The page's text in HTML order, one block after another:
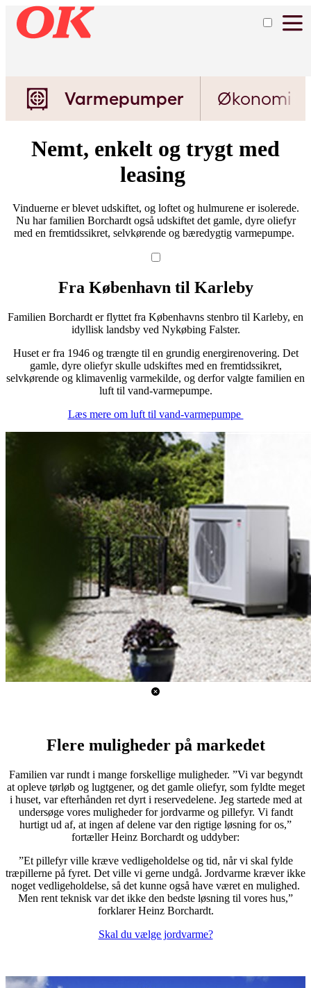
Varmepumper Økonomi
Nemt, enkelt og trygt med
leasing ​
Vinduerne er blevet udskiftet, og loftet og hulmurene er isolerede.
Nu har familien Borchardt også udskiftet det gamle, dyre oliefyr
med en fremtidssikret, selvkørende og bæredygtig varmepumpe. ​​​​​​​​​​​​​​​​​​​​​​​​​​​​​​​​​​​​​​​​​​​​​​​​​​
Fra København til Karleby
Familien Borchardt er flyttet fra Københavns stenbro til Karleby, en
idyllisk landsby ved Nykøbing Falster.
Huset er fra 1946 og trængte til en grundig energirenovering. Det
gamle, dyre oliefyr skulle udskiftes med en fremtidssikret,
selvkørende og klimavenlig varmekilde, og derfor valgte familien en
luft til vand-varmepumpe.
Læs mere om luft til vand-varmepumpe
Flere muligheder på markedet
Familien var rundt i mange forskellige muligheder. ”Vi var begyndt
at opleve tørløb og lugtgener, og det gamle oliefyr, som fyldte meget
i huset, var efterhånden ret dyrt i reservedelene. Jeg startede med at
undersøge vores muligheder for jordvarme og pillefyr. Vi fandt
hurtigt ud af, at ingen af delene var den rigtige løsning for os,”
fortæller Heinz Borchardt og uddyber:
”Et pillefyr ville kræve vedligeholdelse og tid, når vi skal fylde
træpillerne på fyret. Det ville vi gerne undgå. Jordvarme kræver ikke
noget vedligeholdelse, så det kunne også have været en mulighed.
Men rent teknisk var det ikke den bedste løsning til vores hus,”
forklarer Heinz Borchardt.
Skal du vælge jordvarme?